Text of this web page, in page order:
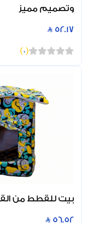
وتصميم مميز
52.17
(
0
)
بيت للقطط من
56.52